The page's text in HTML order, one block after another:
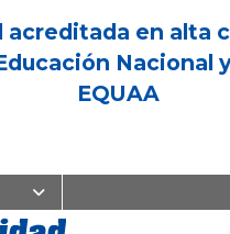
acreditada en alta
Nacional
EQUAA